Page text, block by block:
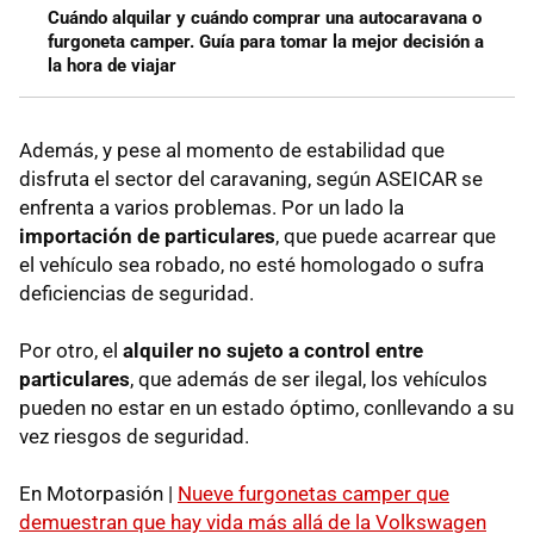
Cuándo alquilar y cuándo comprar una autocaravana o
furgoneta camper. Guía para tomar la mejor decisión a
la hora de viajar
Además, y pese al momento de estabilidad que
disfruta el sector del caravaning, según ASEICAR se
enfrenta a varios problemas. Por un lado la
importación de particulares, que puede acarrear que
el vehículo sea robado, no esté homologado o sufra
deficiencias de seguridad.
Por otro, el alquiler no sujeto a control entre
particulares, que además de ser ilegal, los vehículos
pueden no estar en un estado óptimo, conllevando a su
vez riesgos de seguridad.
En Motorpasión | Nueve furgonetas camper que
demuestran que hay vida más allá de la Volkswagen